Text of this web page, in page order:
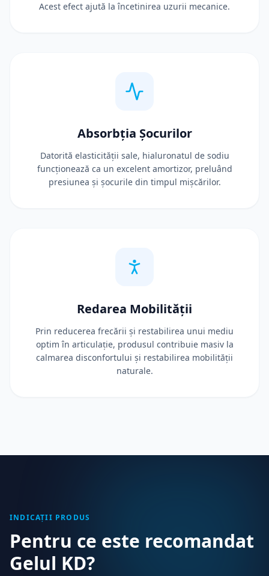
Acest efect ajută la încetinirea uzurii mecanice.
Absorbția Șocurilor
Datorită elasticității sale, hialuronatul de sodiu
funcționează ca un excelent amortizor, preluând
presiunea și șocurile din timpul mișcărilor.
Redarea Mobilității
Prin reducerea frecării și restabilirea unui mediu
optim în articulație, produsul contribuie masiv la
calmarea disconfortului și restabilirea mobilității
naturale.
INDICAȚII PRODUS
Pentru ce este recomandat
Gelul KD?